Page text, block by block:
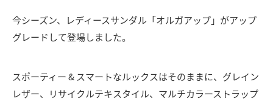
今シーズン、レディースサンダル 「オルガアップ」がアップ
グレード して登場しました。
スポーティー& スマートなルックスはそのままに、 グレイン
レザー、 リサイクルテキスタイル、マルチカラーストラップ